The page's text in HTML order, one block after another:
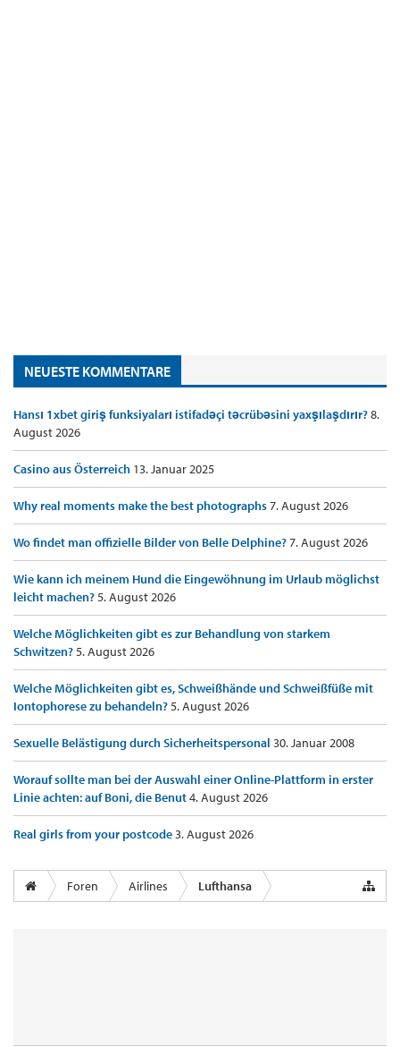
NEUESTE KOMMENTARE
Hansı 1xbet giriş funksiyaları istifadəçi təcrübəsini yaxşılaşdırır?8.
August 2026
Casino aus Österreich 13. Januar 2025
Why real moments make the best photographs7. August 2026
Wo findet man offizielle Bilder von Belle Delphine?7. August 2026
Wie kann ich meinem Hund die Eingewöhnung im Urlaub möglichst
leicht machen?5. August 2026
Welche Möglichkeiten gibt es zur Behandlung von starkem
Schwitzen?5. August 2026
Welche Möglichkeiten gibt es, Schweißhände und Schweißfüße mit
Iontophorese zu behandeln?5. August 2026
Sexuelle Belästigung durch Sicherheitspersonal 30. Januar 2008
Worauf sollte man bei der Auswahl einer Online-Plattform in erster
Linie achten: auf Boni, die Benut4. August 2026
Real girls from your postcode3. August 2026
Foren Airlines Lufthansa